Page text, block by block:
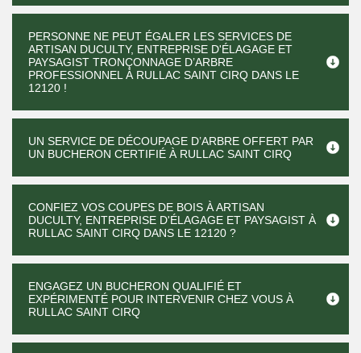
PERSONNE NE PEUT ÉGALER LES SERVICES DE
ARTISAN DUCULTY, ENTREPRISE D'ÉLAGAGE ET
PAYSAGIST TRONÇONNAGE D’ARBRE
PROFESSIONNEL À RULLAC SAINT CIRQ DANS LE
12120 !
UN SERVICE DE DÉCOUPAGE D’ARBRE OFFERT PAR
UN BUCHERON CERTIFIÉ À RULLAC SAINT CIRQ
CONFIEZ VOS COUPES DE BOIS À ARTISAN
DUCULTY, ENTREPRISE D'ÉLAGAGE ET PAYSAGIST À
RULLAC SAINT CIRQ DANS LE 12120 ?
ENGAGEZ UN BUCHERON QUALIFIÉ ET
EXPÉRIMENTÉ POUR INTERVENIR CHEZ VOUS À
RULLAC SAINT CIRQ